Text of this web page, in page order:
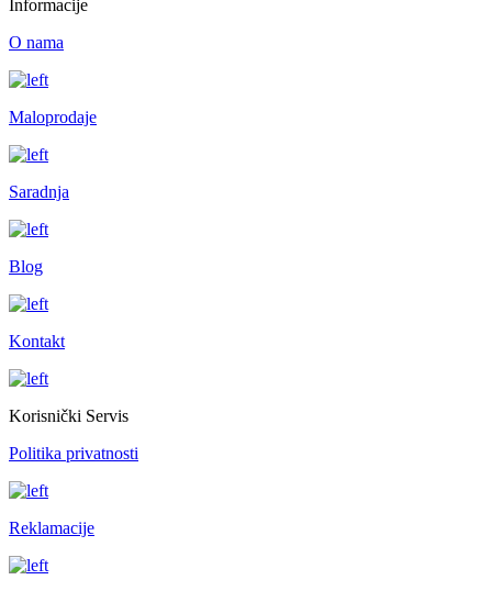
Informacije
O nama
Maloprodaje
Saradnja
Blog
Kontakt
Korisnički Servis
Politika privatnosti
Reklamacije